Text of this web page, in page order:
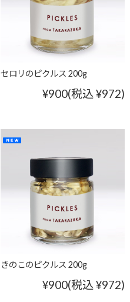
セロリのピクルス 200g
¥900(税込 ¥972)
きのこのピクルス 200g
¥900(税込 ¥972)